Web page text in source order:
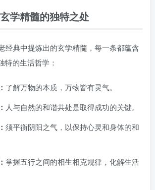
学精髓的独特之处
经典中提炼出的玄学精髓，每一条都蕴含
特的生活哲学：
了解万物的本质，万物皆有灵气。
人与自然的和谐共处是取得成功的关键。
须平衡阴阳之气，以保持心灵和身体的和
掌握五行之间的相生相克规律，化解生活